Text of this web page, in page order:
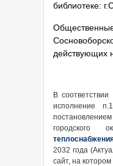
библиотеке:
действующих
В
исполнение
городского
2032 года
сайт, на